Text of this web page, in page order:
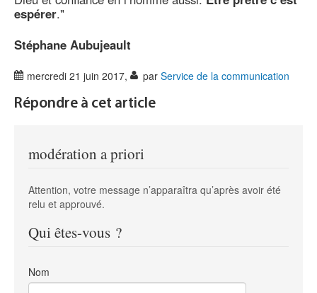
espérer."
Stéphane Aubujeault
mercredi 21 juin 2017, par Service de la communication
Répondre à cet article
modération a priori
Attention, votre message n’apparaîtra qu’après avoir été
relu et approuvé.
Qui êtes-vous ?
Nom